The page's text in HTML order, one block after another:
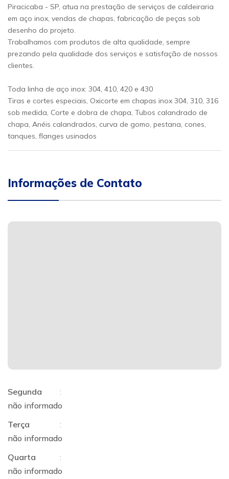
Piracicaba - SP, atua na prestação de serviços de caldeiraria
em aço inox, vendas de chapas, fabricação de peças sob
desenho do projeto.
Trabalhamos com produtos de alta qualidade, sempre
prezando pela qualidade dos serviços e satisfação de nossos
clientes.
Toda linha de aço inox: 304, 410, 420 e 430
Tiras e cortes especiais, Oxicorte em chapas inox 304, 310, 316
sob medida, Corte e dobra de chapa, Tubos calandrado de
chapa, Anéis calandrados, curva de gomo, pestana, cones,
tanques, flanges usinados
Informações de Contato
Segunda
:
não informado
Terça
:
não informado
Quarta
:
não informado